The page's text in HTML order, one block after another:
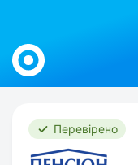
Work.ua
Перевірено